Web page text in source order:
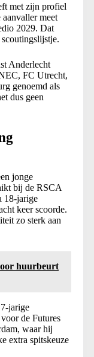
met zijn profiel
meet
2029. Dat
Anderlecht
FC Utrecht,
genoemd als
dus geen
jonge
bij de RSCA
18-jarige
keer scoorde.
zo sterk aan
huurbeurt
jarige
de Futures
waar hij
extra spitskeuze